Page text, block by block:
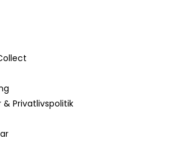
Privatlivspolitik